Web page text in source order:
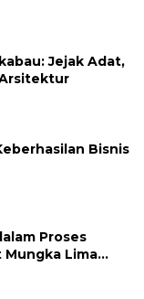
Jejak Adat,
Bisnis
Proses
Mungka Lima